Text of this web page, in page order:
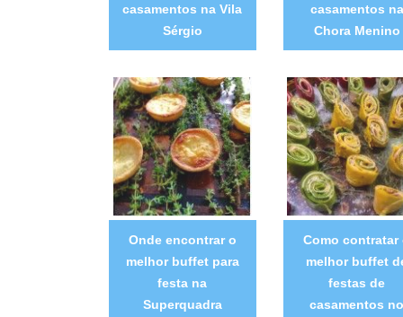
casamentos na Vila
Sérgio
casamentos na
Chora Menino
Onde encontrar o
melhor buffet para
festa na
Superquadra
Como contratar
melhor buffet
festas de
casamentos no